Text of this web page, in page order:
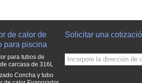
de calor de
para piscina
para tubos de
carcasa de 316L
Concha y tubo
Solicitar una